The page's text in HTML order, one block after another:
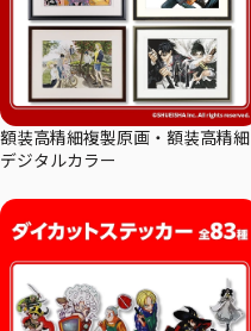
額装高精細複製原画・額装高精細
デジタルカラー